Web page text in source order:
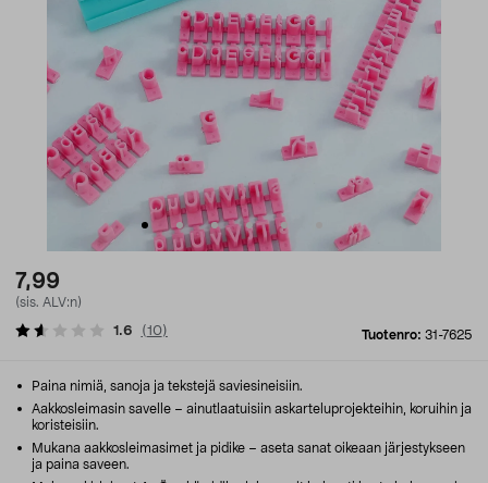
7,99
(sis. ALV:n)
Tuotenro: 31-7625
1.6 (10)
Paina nimiä, sanoja ja tekstejä saviesineisiin.
Aakkosleimasin savelle – ainutlaatuisiin askarteluprojekteihin, koruihin ja
koristeisiin.
Mukana aakkosleimasimet ja pidike – aseta sanat oikeaan järjestykseen
ja paina saveen.